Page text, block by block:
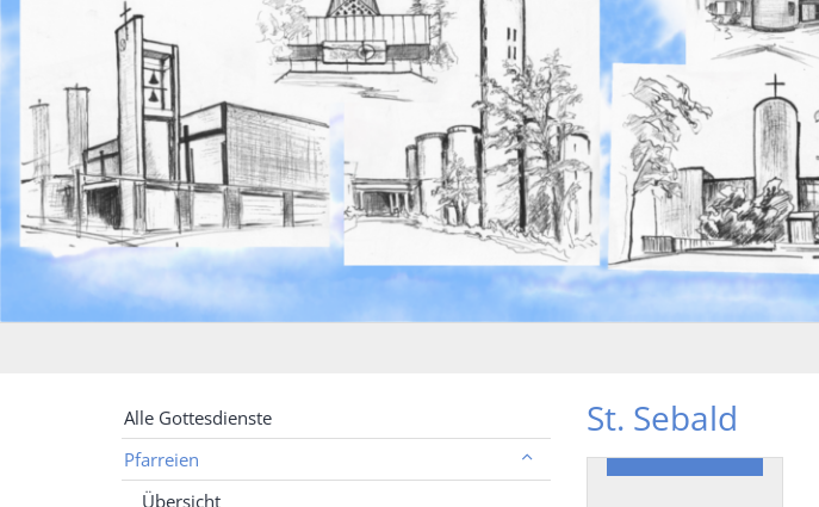
St. Sebald
Alle Gottesdienste
Pfarreien
Übersicht